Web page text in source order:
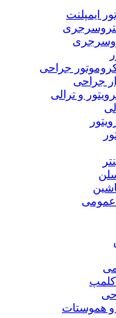
ایمپلنت
جراحی
جراحی
و ترالی
عمومی
کلمپ
و هموستات